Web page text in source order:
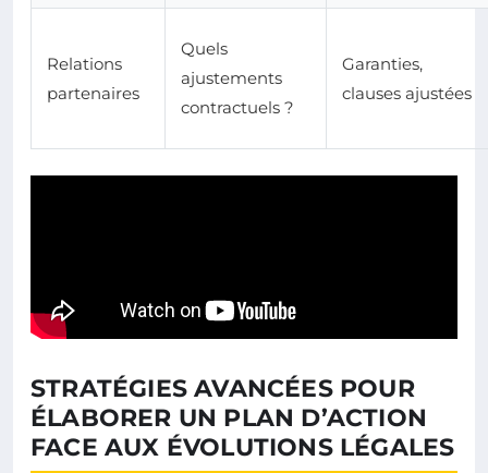
Relations
partenaires
Quels
ajustements
contractuels ?
Garanties,
clauses ajustées
STRATÉGIES AVANCÉES POUR
ÉLABORER UN PLAN D’ACTION
FACE AUX ÉVOLUTIONS LÉGALES